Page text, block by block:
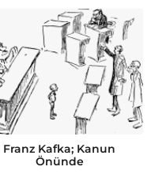
Franz Kafka; Kanun
Önünde